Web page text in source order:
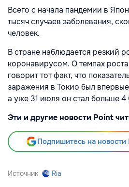
Всего с начала пандемии в
тысяч случаев заболевания,
человек.
В стране наблюдается резкий
коронавирусом. О темпах
говорит тот факт, что
заражения в Токио был
а уже 31 июля он стал больше
Эти и другие новости Point
Подпишитесь на
Источник Ria